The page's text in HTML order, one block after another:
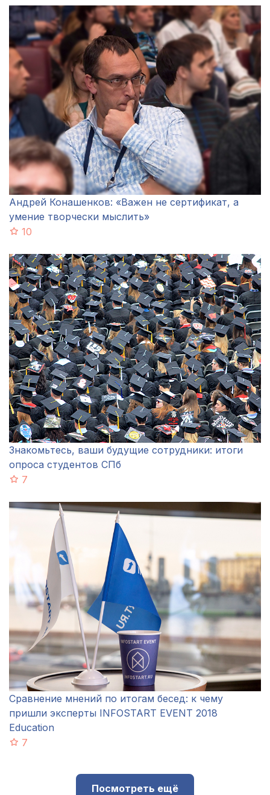
Андрей Конашенков: «Важен не сертификат, а
умение творчески мыслить»
10
Знакомьтесь, ваши будущие сотрудники: итоги
опроса студентов СПб
7
Сравнение мнений по итогам бесед: к чему
пришли эксперты INFOSTART EVENT 2018
Education
7
Посмотреть ещё